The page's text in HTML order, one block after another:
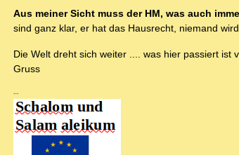
Aus meiner Sicht muss der HM, was auch
sind ganz klar, er hat das Hausrecht, niemand
Die Welt dreht sich weiter .... was hier passiert
Gruss
--